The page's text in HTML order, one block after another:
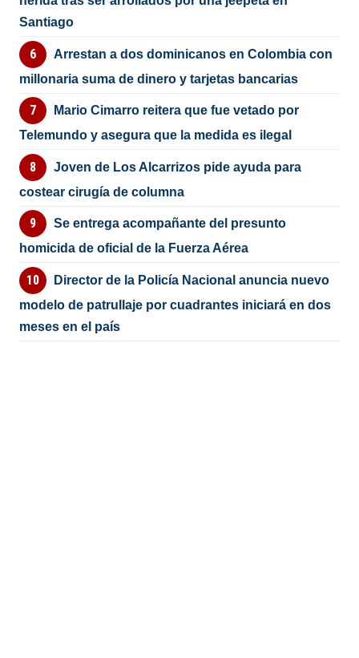
Santiago
Arrestan a dos dominicanos en Colombia con
millonaria suma de dinero y tarjetas bancarias
Mario Cimarro reitera que fue vetado por
Telemundo y asegura que la medida es ilegal
Joven de Los Alcarrizos pide ayuda para
costear cirugía de columna
Se entrega acompañante del presunto
homicida de oficial de la Fuerza Aérea
Director de la Policía Nacional anuncia nuevo
modelo de patrullaje por cuadrantes iniciará en dos
meses en el país